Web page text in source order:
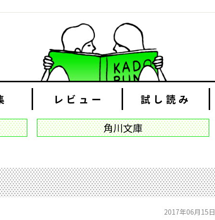
レビュー 試し読み
角川文庫
2017年06月15日